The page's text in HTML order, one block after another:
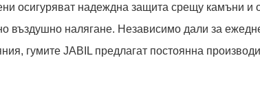
осигуряват надеждна защита срещу камъни и
въздушно налягане. Независимо дали за
гумите JABIL предлагат постоянна